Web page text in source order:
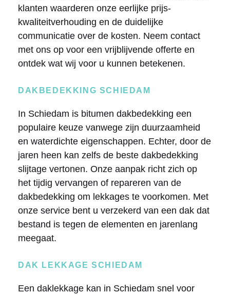
klanten waarderen onze eerlijke prijs-
kwaliteitverhouding en de duidelijke
communicatie over de kosten. Neem contact
met ons op voor een vrijblijvende offerte en
ontdek wat wij voor u kunnen betekenen.
DAKBEDEKKING SCHIEDAM
In Schiedam is bitumen dakbedekking een
populaire keuze vanwege zijn duurzaamheid
en waterdichte eigenschappen. Echter, door de
jaren heen kan zelfs de beste dakbedekking
slijtage vertonen. Onze aanpak richt zich op
het tijdig vervangen of repareren van de
dakbedekking om lekkages te voorkomen. Met
onze service bent u verzekerd van een dak dat
bestand is tegen de elementen en jarenlang
meegaat.
DAK LEKKAGE SCHIEDAM
Een daklekkage kan in Schiedam snel voor